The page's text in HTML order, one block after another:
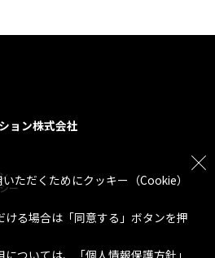
ただくためにクッキー（Cookie）
る場合は「同意する」ボタンを押
については、「個人情報保護方針 」
ョン株式会社
ー